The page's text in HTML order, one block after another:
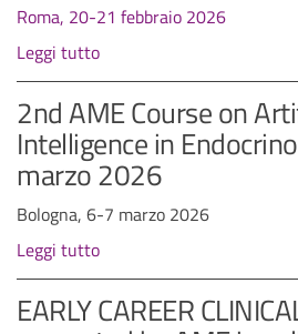
Roma, 20-21 febbraio 2026
Leggi tutto
2nd AME Course on
Intelligence in
marzo 2026
Bologna, 6-7 marzo 2026
Leggi tutto
EARLY CAREER